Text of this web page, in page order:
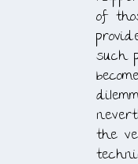
of
such
the